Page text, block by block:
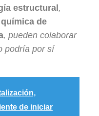
estructural ,
química de
, pueden colaborar
podría por sí
de iniciar